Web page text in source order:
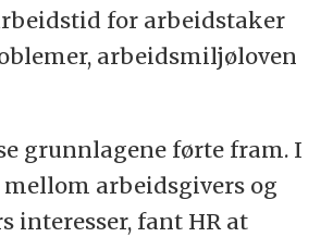
for arbeidstaker
arbeidsmiljøloven
grunnlagene førte fram. I
arbeidsgivers og
interesser, fant HR at